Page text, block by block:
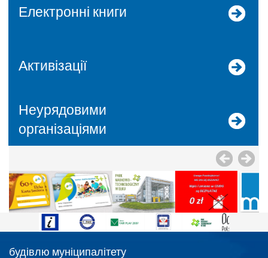
Електронні книги
Активізації
Неурядовими
організаціями
будівлю муніципалітету